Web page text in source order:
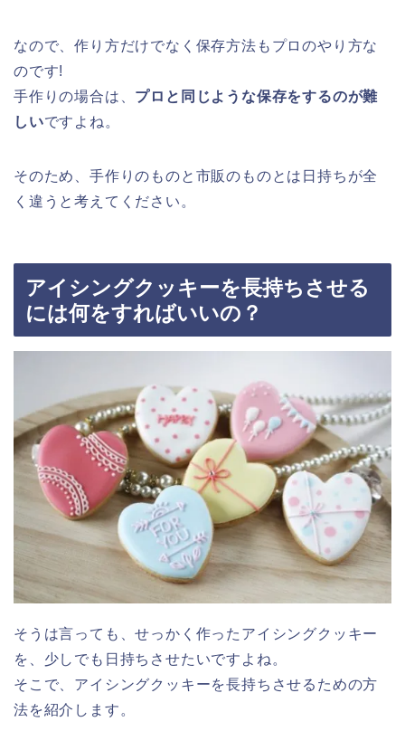
なので、作り方だけでなく保存方法もプロのやり方な
のです!
手作りの場合は、 プロと同じような保存をするのが難
しいですよね。
そのため、手作りのものと市販のものとは日持ちが全
く違うと考えてください。
アイシングクッキーを長持ちさせる
には何をすればいいの？
そうは言っても、せっかく作ったアイシングクッキー
を、少しでも日持ちさせたいですよね。
そこで、アイシングクッキーを長持ちさせるための方
法を紹介します。